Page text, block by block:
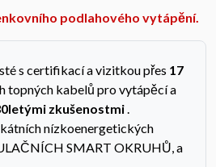
podlahového vytápění.
s certifikací a vizitkou přes 17
topných kabelů pro vytápěcí a
zkušenostmi.
nízkoenergetických
SMART OKRUHŮ, a